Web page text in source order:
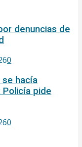
denuncias de
0
se hacía
Policía pide
0